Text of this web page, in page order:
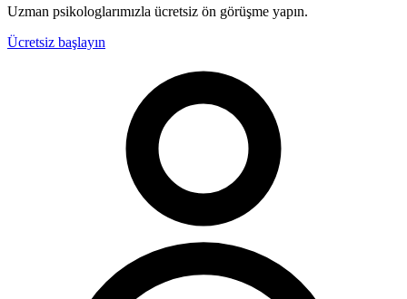
Uzman psikologlarımızla ücretsiz ön görüşme yapın.
Ücretsiz başlayın